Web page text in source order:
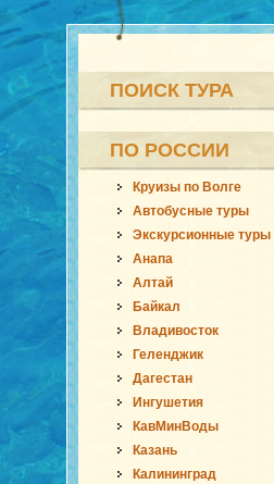
ПОИСК ТУРА
ПО РОССИИ
Круизы по Волге
Автобусные туры
Экскурсионные туры
Анапа
Алтай
Байкал
Владивосток
Геленджик
Дагестан
Ингушетия
КавМинВоды
Казань
Калининград